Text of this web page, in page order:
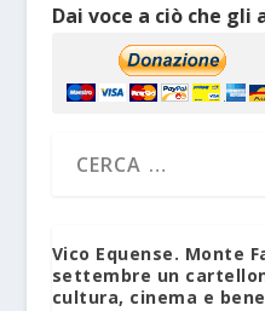
Dai voce a ciò che gli
Vico Equense. Monte
settembre un
cultura, cinema e